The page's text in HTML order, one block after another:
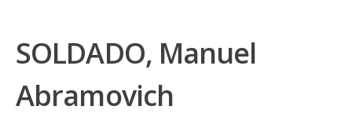
SOLDADO, Manuel
Abramovich